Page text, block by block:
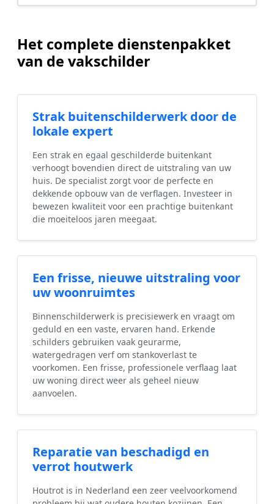
Het complete dienstenpakket
van de vakschilder
Strak buitenschilderwerk door de
lokale expert
Een strak en egaal geschilderde buitenkant
verhoogt bovendien direct de uitstraling van uw
huis. De specialist zorgt voor de perfecte en
dekkende opbouw van de verflagen. Investeer in
bewezen kwaliteit voor een prachtige buitenkant
die moeiteloos jaren meegaat.
Een frisse, nieuwe uitstraling voor
uw woonruimtes
Binnenschilderwerk is precisiewerk en vraagt om
geduld en een vaste, ervaren hand. Erkende
schilders gebruiken vaak geurarme,
watergedragen verf om stankoverlast te
voorkomen. Een frisse, professionele verflaag laat
uw woning direct weer als geheel nieuw
aanvoelen.
Reparatie van beschadigd en
verrot houtwerk
Houtrot is in Nederland een zeer veelvoorkomend